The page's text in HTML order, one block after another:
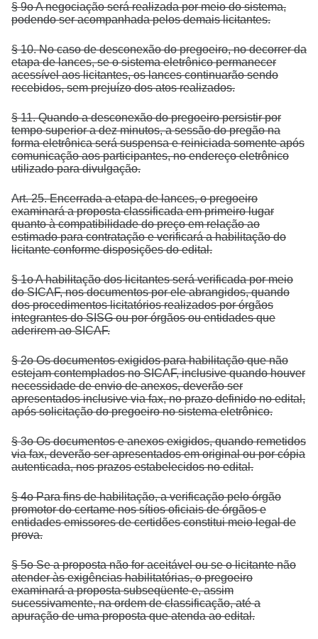
§ 9o A negociação será realizada por meio do sistema,
podendo ser acompanhada pelos demais licitantes.
§ 10. No caso de desconexão do pregoeiro, no decorrer da
etapa de lances, se o sistema eletrônico permanecer
acessível aos licitantes, os lances continuarão sendo
recebidos, sem prejuízo dos atos realizados.
§ 11. Quando a desconexão do pregoeiro persistir por
tempo superior a dez minutos, a sessão do pregão na
forma eletrônica será suspensa e reiniciada somente após
comunicação aos participantes, no endereço eletrônico
utilizado para divulgação.
Art. 25. Encerrada a etapa de lances, o pregoeiro
examinará a proposta classificada em primeiro lugar
quanto à compatibilidade do preço em relação ao
estimado para contratação e verificará a habilitação do
licitante conforme disposições do edital.
§ 1o A habilitação dos licitantes será verificada por meio
do SICAF, nos documentos por ele abrangidos, quando
dos procedimentos licitatórios realizados por órgãos
integrantes do SISG ou por órgãos ou entidades que
aderirem ao SICAF.
§ 2o Os documentos exigidos para habilitação que não
estejam contemplados no SICAF, inclusive quando houver
necessidade de envio de anexos, deverão ser
apresentados inclusive via fax, no prazo definido no edital,
após solicitação do pregoeiro no sistema eletrônico.
§ 3o Os documentos e anexos exigidos, quando remetidos
via fax, deverão ser apresentados em original ou por cópia
autenticada, nos prazos estabelecidos no edital.
§ 4o Para fins de habilitação, a verificação pelo órgão
promotor do certame nos sítios oficiais de órgãos e
entidades emissores de certidões constitui meio legal de
prova.
§ 5o Se a proposta não for aceitável ou se o licitante não
atender às exigências habilitatórias, o pregoeiro
examinará a proposta subseqüente e, assim
sucessivamente, na ordem de classificação, até a
apuração de uma proposta que atenda ao edital.